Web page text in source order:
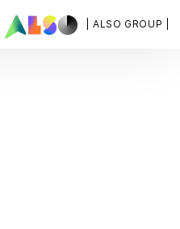
| ALSO GROUP |